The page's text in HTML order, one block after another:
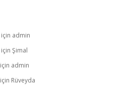
için admin
için Şimal
için admin
için Rüveyda